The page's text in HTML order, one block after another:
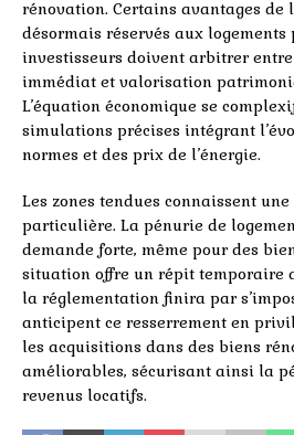
rénovation. Certains avantages de
désormais réservés aux logements
investisseurs doivent arbitrer
immédiat et valorisation
L’équation économique se
simulations précises intégrant
normes et des prix de l’énergie.
Les zones tendues connaissent
particulière. La pénurie de
demande forte, même pour des
situation offre un répit temporaire
la réglementation finira par
anticipent ce resserrement en
les acquisitions dans des biens
améliorables, sécurisant ainsi la
revenus locatifs.